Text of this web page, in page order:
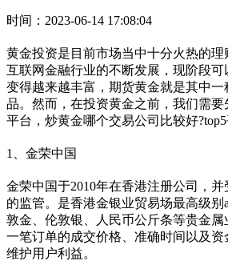
时间：2023-06-14 17:08:04
黄金投资是目前市场当中十分火热的
互联网金融行业的不断发展，现阶段
变得越来越丰富，期货黄金就是其中
品。然而，在投资黄金之前，我们需
平台，炒黄金哪个交易公司比较好?top5
1、金荣中国
金荣中国于2010年在香港注册公司，
的监管。是香港金银业贸易场最高级别
敦金、伦敦银、人民币公斤条等贵金
一笔订单的成交价格、准确时间以及
维护用户利益。